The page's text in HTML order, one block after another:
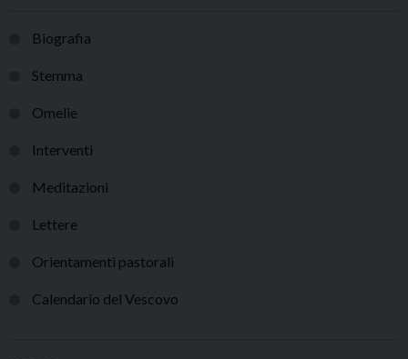
Biografia
Stemma
Omelie
Interventi
Meditazioni
Lettere
Orientamenti pastorali
Calendario del Vescovo